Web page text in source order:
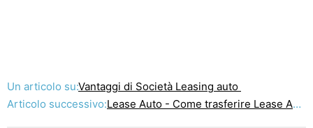
Un articolo su:Vantaggi di Società Leasing auto
Articolo successivo:Lease Auto - Come trasferire Lease Auto